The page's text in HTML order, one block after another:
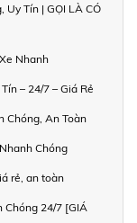
Uy Tín | GỌI LÀ CÓ
Nhanh
– 24/7 – Giá Rẻ
Chóng, An Toàn
Chóng
rẻ, an toàn
Chóng 24/7 [GIÁ